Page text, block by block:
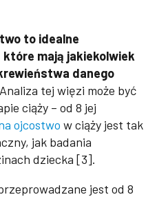
to idealne
mają jakiekolwiek
danego
Analiza tej więzi może być
ciąży – od 8 jej
ojcostwo w ciąży jest tak
jak badania
dziecka [3].
jest od 8